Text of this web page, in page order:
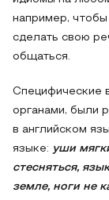
например, чтобы
сделать свою
общаться.
Специфические
органами, были
в английском
языке: уши
стесняться,
земле, ноги не